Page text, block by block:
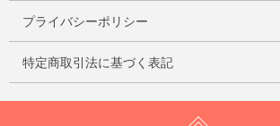
プライバシーポリシー
特定商取引法に基づく表記